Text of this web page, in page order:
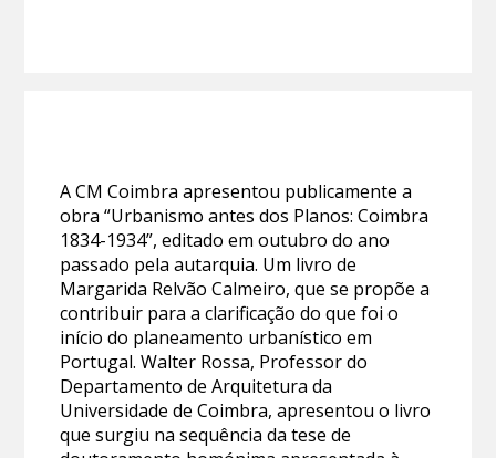
A CM Coimbra apresentou publicamente a
obra “Urbanismo antes dos Planos: Coimbra
1834-1934”, editado em outubro do ano
passado pela autarquia. Um livro de
Margarida Relvão Calmeiro, que se propõe a
contribuir para a clarificação do que foi o
início do planeamento urbanístico em
Portugal. Walter Rossa, Professor do
Departamento de Arquitetura da
Universidade de Coimbra, apresentou o livro
que surgiu na sequência da tese de